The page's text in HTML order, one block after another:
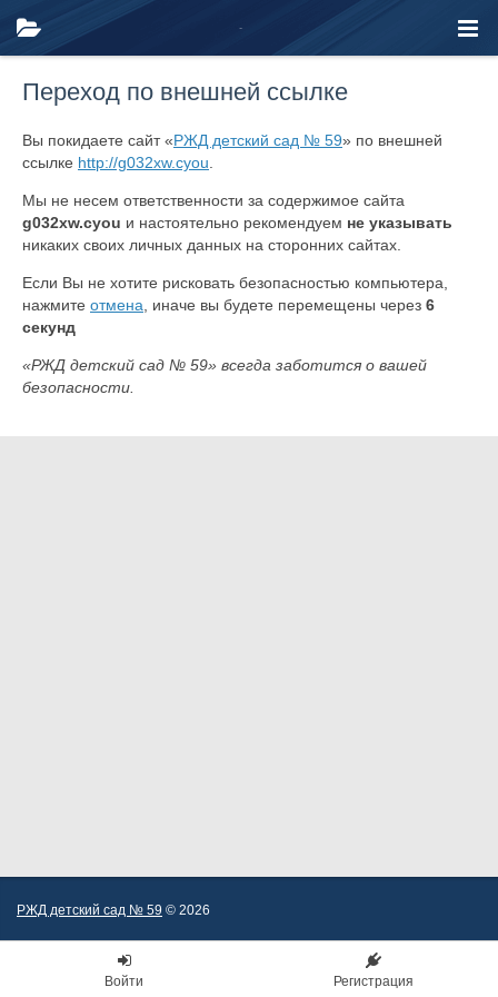
Переход по внешней ссылке
Вы покидаете сайт «РЖД детский сад № 59» по внешней
ссылке http://g032xw.cyou
Мы не несем ответственности за содержимое сайта
g032xw.cyou и настоятельно рекомендуем не указывать
никаких своих личных данных на сторонних сайтах.
Если Вы не хотите рисковать безопасностью компьютера,
нажмите отмена , иначе вы будете перемещены через 6
секунд
«РЖД детский сад № 59» всегда заботится о вашей
безопасности.
РЖД детский сад № 59 © 2026
Войти Регистрация